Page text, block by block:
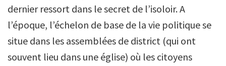
dernier ressort dans le secret de l’isoloir. A
l’époque, l’échelon de base de la vie politique se
situe dans les assemblées de district (qui ont
souvent lieu dans une église) où les citoyens